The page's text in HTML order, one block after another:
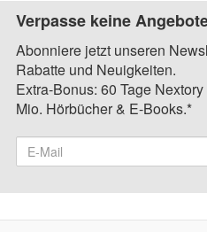
Verpasse keine
Abonniere jetzt unseren
Rabatte und Neuigkeiten.
Extra-Bonus: 60 Tage
Mio. Hörbücher & E-Books.*